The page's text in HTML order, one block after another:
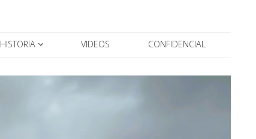
HISTORIA VIDEOS CONFIDENCIAL